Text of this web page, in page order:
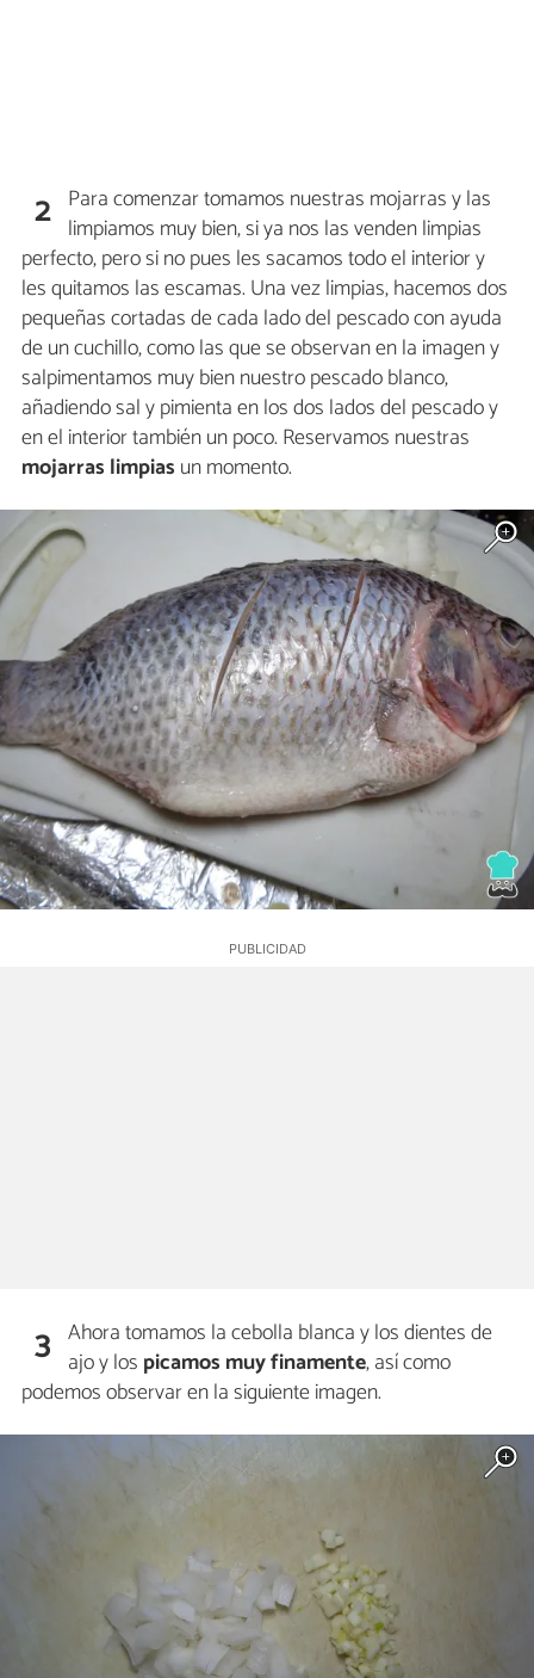
2 Para comenzar tomamos nuestras mojarras y las
limpiamos muy bien, si ya nos las venden limpias
perfecto, pero si no pues les sacamos todo el interior y
les quitamos las escamas. Una vez limpias, hacemos dos
pequeñas cortadas de cada lado del pescado con ayuda
de un cuchillo, como las que se observan en la imagen y
salpimentamos muy bien nuestro pescado blanco,
añadiendo sal y pimienta en los dos lados del pescado y
en el interior también un poco. Reservamos nuestras
mojarras limpias un momento.
3 Ahora tomamos la cebolla blanca y los dientes de
ajo y los picamos muy finamente, así como
podemos observar en la siguiente imagen.